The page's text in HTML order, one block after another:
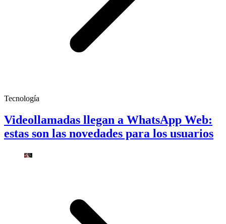
Tecnología
Videollamadas llegan a WhatsApp Web:
estas son las novedades para los usuarios